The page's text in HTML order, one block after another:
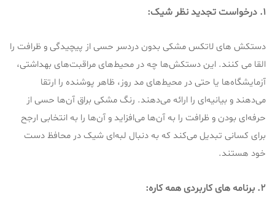
1. درخواست تجدید نظر شیک:
دستکش های لاتکس مشکی بدون دردسر حسی از پیچیدگی و ظرافت را
القا می کنند. این دستکش‌ها چه در محیط‌های مراقبت‌های بهداشتی،
آزمایشگاه‌ها یا حتی در محیط‌های مد روز، ظاهر پوشنده را ارتقا
می‌دهند و بیانیه‌ای را ارائه می‌دهند. رنگ مشکی براق آن‌ها حسی از
حرفه‌ای بودن و ظرافت را به آن‌ها می‌افزاید و آن‌ها را به انتخابی ارجح
برای کسانی تبدیل می‌کند که به دنبال لبه‌ای شیک در محافظ دست
خود هستند.
2. برنامه های کاربردی همه کاره: